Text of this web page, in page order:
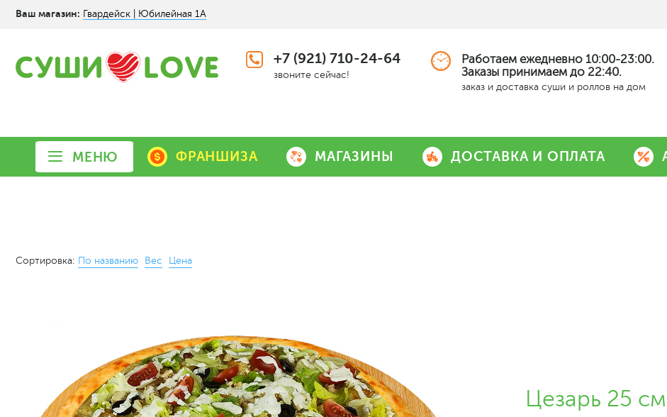
Ваш магазин: Гвардейск | Юбилейная 1А
+7 (921) 710-24-64
звоните сейчас!
Работаем ежедневно 10:00-23:00.
Заказы принимаем до 22:40.
заказ и доставка суши и роллов на дом
МЕНЮ ФРАНШИЗА МАГАЗИНЫ ДОСТАВКА И ОПЛАТА
Сортировка: По названию Вес Цена
Цезарь 25 см